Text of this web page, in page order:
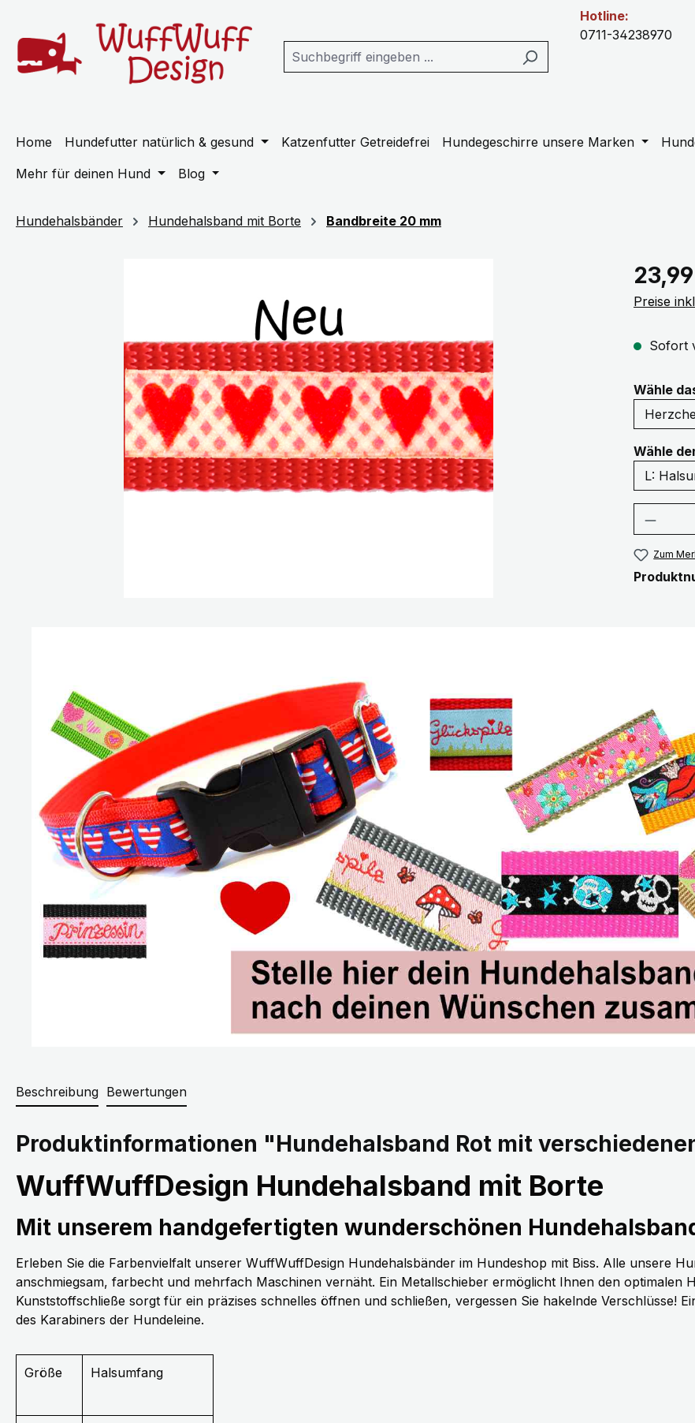
Hotline:
0711-34238970
Home Hundefutter natürlich & gesund Katzenfutter Getreidefrei Hundegeschirre unsere Marken
Mehr für deinen Hund
Blog
Hundehalsbänder Hundehalsband mit Borte Bandbreite 20 mm
Regulärer
Preise
Sofort
Wähle
Wähle
Zum
Beschreibung Bewertungen
Produktinformationen "Hundehalsband Rot mit
WuffWuffDesign Hundehalsband mit Borte
Mit unserem handgefertigten wunderschönen
Erleben Sie die Farbenvielfalt unserer WuffWuffDesign Hundehalsbänder im Hundeshop mit Biss. Alle unsere
anschmiegsam, farbecht und mehrfach Maschinen vernäht. Ein Metallschieber ermöglicht Ihnen den optimalen
Kunststoffschließe sorgt für ein präzises schnelles öffnen und schließen, vergessen Sie hakelnde Verschlüsse!
des Karabiners der Hundeleine.
Größe Halsumfang